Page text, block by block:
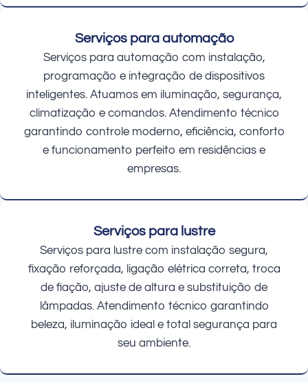
Serviços para automação
Serviços para automação com instalação,
programação e integração de dispositivos
inteligentes. Atuamos em iluminação, segurança,
climatização e comandos. Atendimento técnico
garantindo controle moderno, eficiência, conforto
e funcionamento perfeito em residências e
empresas.
Serviços para lustre
Serviços para lustre com instalação segura,
fixação reforçada, ligação elétrica correta, troca
de fiação, ajuste de altura e substituição de
lâmpadas. Atendimento técnico garantindo
beleza, iluminação ideal e total segurança para
seu ambiente.